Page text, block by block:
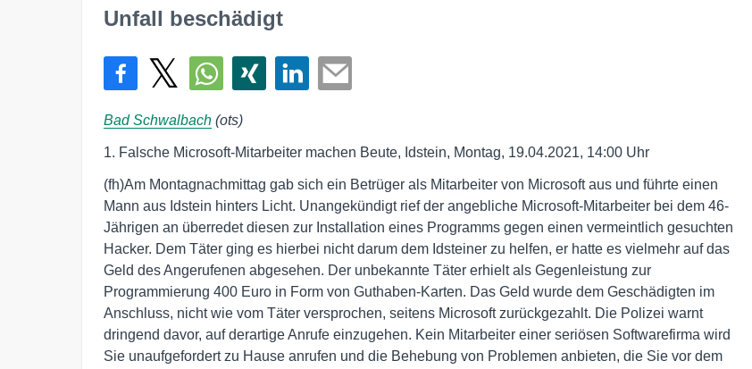
Unfall beschädigt
Bad Schwalbach (ots)
1. Falsche Microsoft-Mitarbeiter machen Beute, Idstein, Montag, 19.04.2021, 14:00 Uhr
(fh)Am Montagnachmittag gab sich ein Betrüger als Mitarbeiter von Microsoft aus und führte einen
Mann aus Idstein hinters Licht. Unangekündigt rief der angebliche Microsoft-Mitarbeiter bei dem 46-
Jährigen an überredet diesen zur Installation eines Programms gegen einen vermeintlich gesuchten
Hacker. Dem Täter ging es hierbei nicht darum dem Idsteiner zu helfen, er hatte es vielmehr auf das
Geld des Angerufenen abgesehen. Der unbekannte Täter erhielt als Gegenleistung zur
Programmierung 400 Euro in Form von Guthaben-Karten. Das Geld wurde dem Geschädigten im
Anschluss, nicht wie vom Täter versprochen, seitens Microsoft zurückgezahlt. Die Polizei warnt
dringend davor, auf derartige Anrufe einzugehen. Kein Mitarbeiter einer seriösen Softwarefirma wird
Sie unaufgefordert zu Hause anrufen und die Behebung von Problemen anbieten, die Sie vor dem